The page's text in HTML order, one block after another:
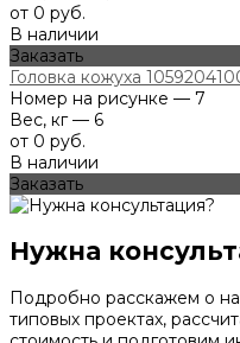
от 0 руб.
В наличии
Заказать
Головка кожуха
Номер на рисунке — 7
Вес, кг — 6
от 0 руб.
В наличии
Заказать
Нужна
Подробно расскажем о
типовых проектах,